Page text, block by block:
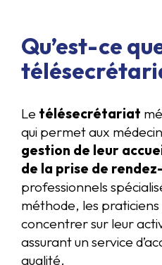
Qu’est-ce
Le télésecrétariat
qui permet aux
gestion de leur
de la prise de
professionnels
méthode, les
concentrer sur leur
assurant un service
qualité.